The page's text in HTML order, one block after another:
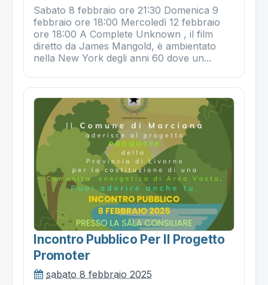
Sabato 8 febbraio ore 21:30 Domenica 9
febbraio ore 18:00 Mercoledì 12 febbraio
ore 18:00 A Complete Unknown , il film
diretto da James Mangold, è ambientato
nella New York degli anni 60 dove un...
Incontro Pubblico Per Il Progetto
Promoter
sabato 8 febbraio 2025